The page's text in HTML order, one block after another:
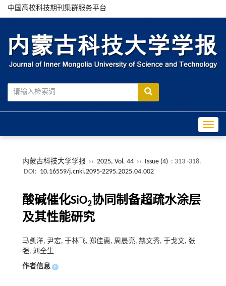
中国高校科技期刊集群服务平台
内蒙古科技大学学报 ›› 2025, Vol. 44 ›› Issue (4) : 313 -318.
DOI: 10.16559/j.cnki.2095-2295.2025.04.002
酸碱催化SiO2协同制备超疏水涂层
及其性能研究
马凯洋, 尹宏, 于林飞, 郑佳惠, 周晨亮, 赫文秀, 于戈文, 张
强, 刘全生
作者信息 +